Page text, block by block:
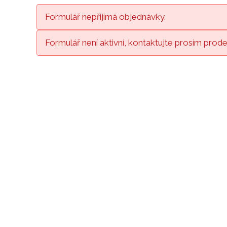
Formulář nepřijímá objednávky.
Formulář není aktivní, kontaktujte prosím